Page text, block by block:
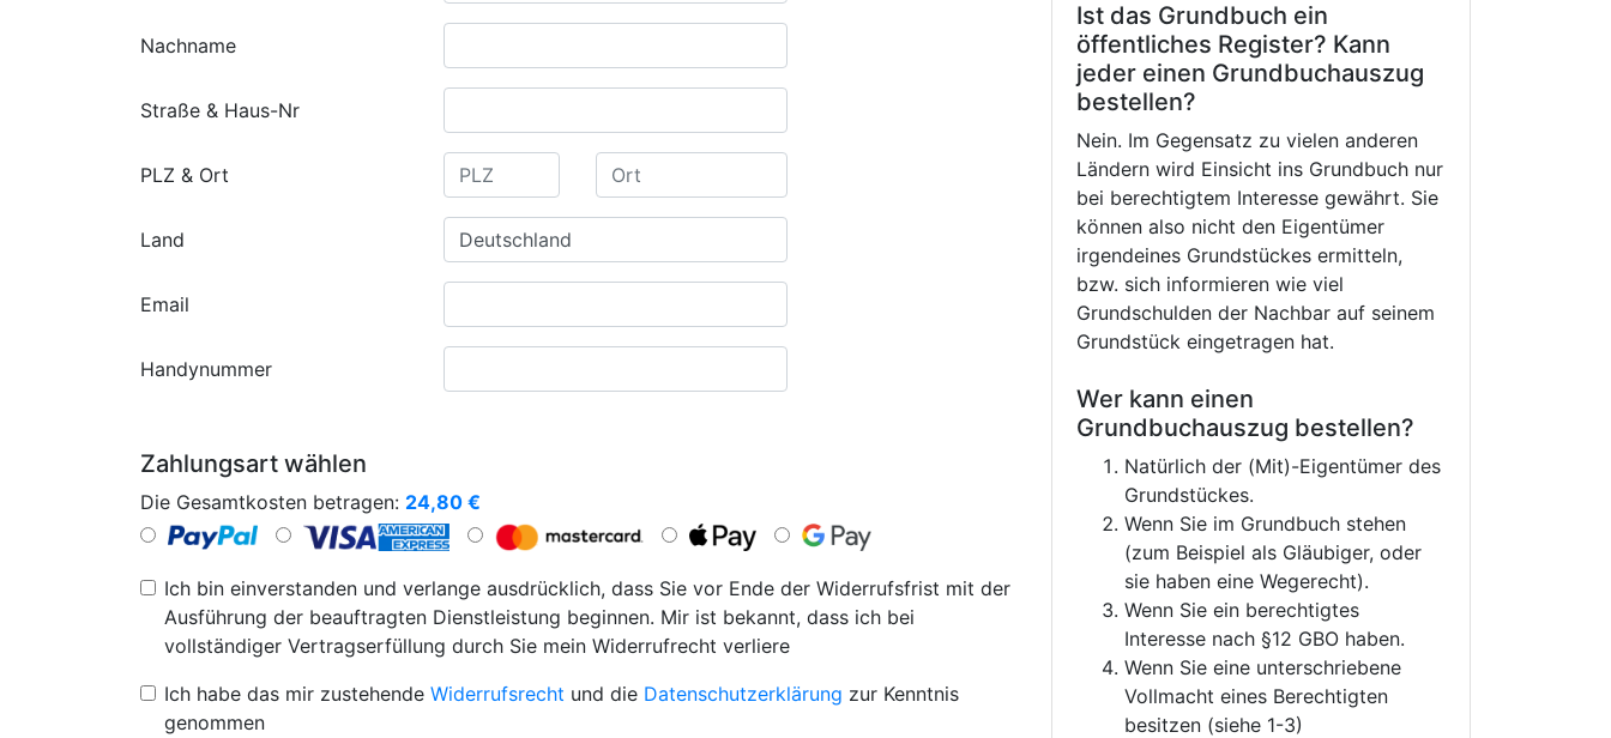
Nachname
Straße & Haus-Nr
PLZ & Ort
Land
Email
Handynummer
Zahlungsart wählen
Die Gesamtkosten betragen: 24,80 €
Ich bin einverstanden und verlange ausdrücklich, dass Sie vor Ende der Widerrufsfrist mit der
Ausführung der beauftragten Dienstleistung beginnen. Mir ist bekannt, dass ich bei
vollständiger Vertragserfüllung durch Sie mein Widerrufrecht verliere
Ich habe das mir zustehende Widerrufsrecht und die Datenschutzerklärung zur Kenntnis
genommen
Ist das Grundbuch ein
öffentliches Register? Kann
jeder einen Grundbuchauszug
bestellen?
Nein. Im Gegensatz zu vielen anderen
Ländern wird Einsicht ins Grundbuch nur
bei berechtigtem Interesse gewährt. Sie
können also nicht den Eigentümer
irgendeines Grundstückes ermitteln,
bzw. sich informieren wie viel
Grundschulden der Nachbar auf seinem
Grundstück eingetragen hat.
Wer kann einen
Grundbuchauszug bestellen?
Natürlich der (Mit)-Eigentümer des
Grundstückes.
Wenn Sie im Grundbuch stehen
(zum Beispiel als Gläubiger, oder
sie haben eine Wegerecht).
Wenn Sie ein berechtigtes
Interesse nach §12 GBO haben.
Wenn Sie eine unterschriebene
Vollmacht eines Berechtigten
besitzen (siehe 1-3)